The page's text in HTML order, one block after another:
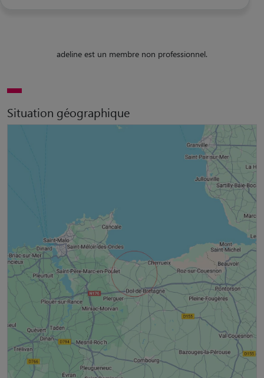
adeline est un membre non professionnel.
Situation géographique